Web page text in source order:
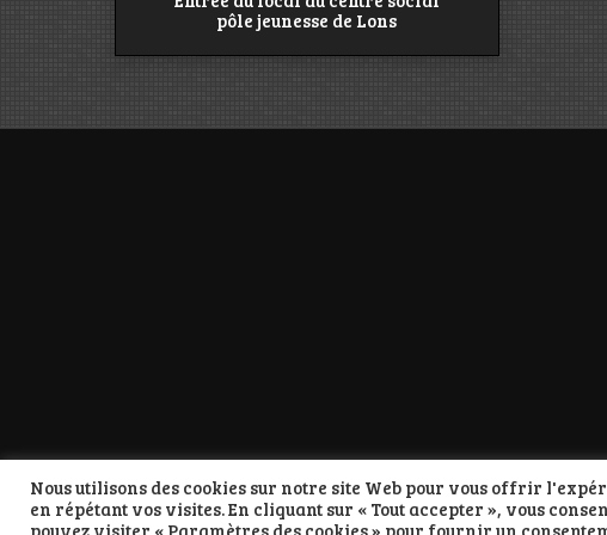
pôle jeunesse de Lons
Nous utilisons des cookies sur notre site Web pour vous offrir
en répétant vos visites. En cliquant sur « Tout accepter », vous
pouvez visiter « Paramètres des cookies » pour fournir un